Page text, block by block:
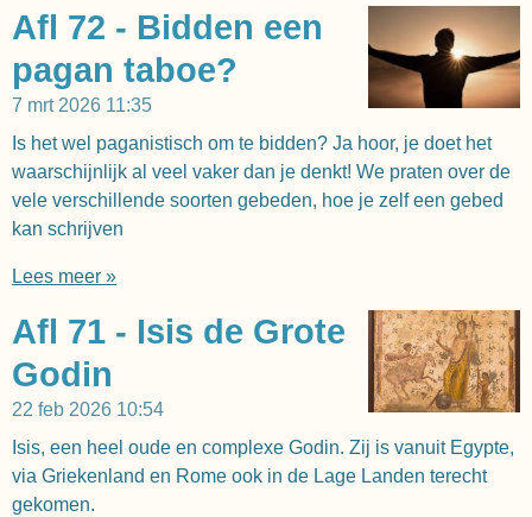
Afl 72 - Bidden een
pagan taboe?
7 mrt 2026 11:35
Is het wel paganistisch om te bidden? Ja hoor, je doet het
waarschijnlijk al veel vaker dan je denkt! We praten over de
vele verschillende soorten gebeden, hoe je zelf een gebed
kan schrijven
Lees meer »
Afl 71 - Isis de Grote
Godin
22 feb 2026 10:54
Isis, een heel oude en complexe Godin. Zij is vanuit Egypte,
via Griekenland en Rome ook in de Lage Landen terecht
gekomen.